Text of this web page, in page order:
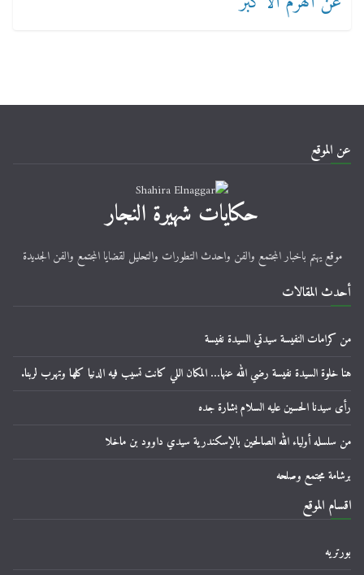
عن الموقع
حكايات شهيرة النجار
موقع يهتم باخبار المجتمع والفن واحدث التطورات والتحليل لقضايا المجتمع والفن الجديدة
أحدث المقالات
من كرامات النفيسة سيدتي السيدة نفيسة
هنا خلوة السيدة نفيسة رضي الله عنها… المكان اللي كانت تسيب فيه الدنيا كلها وتهرب لربنا.
رأى سيدنا الحسين عليه السلام بشارة جده
من سلسله أولياء الله الصالحين بالإسكندرية سيدي داوود بن ماخلا
برشامة مجتمع وصلحه
اقسام الموقع
بورتريه